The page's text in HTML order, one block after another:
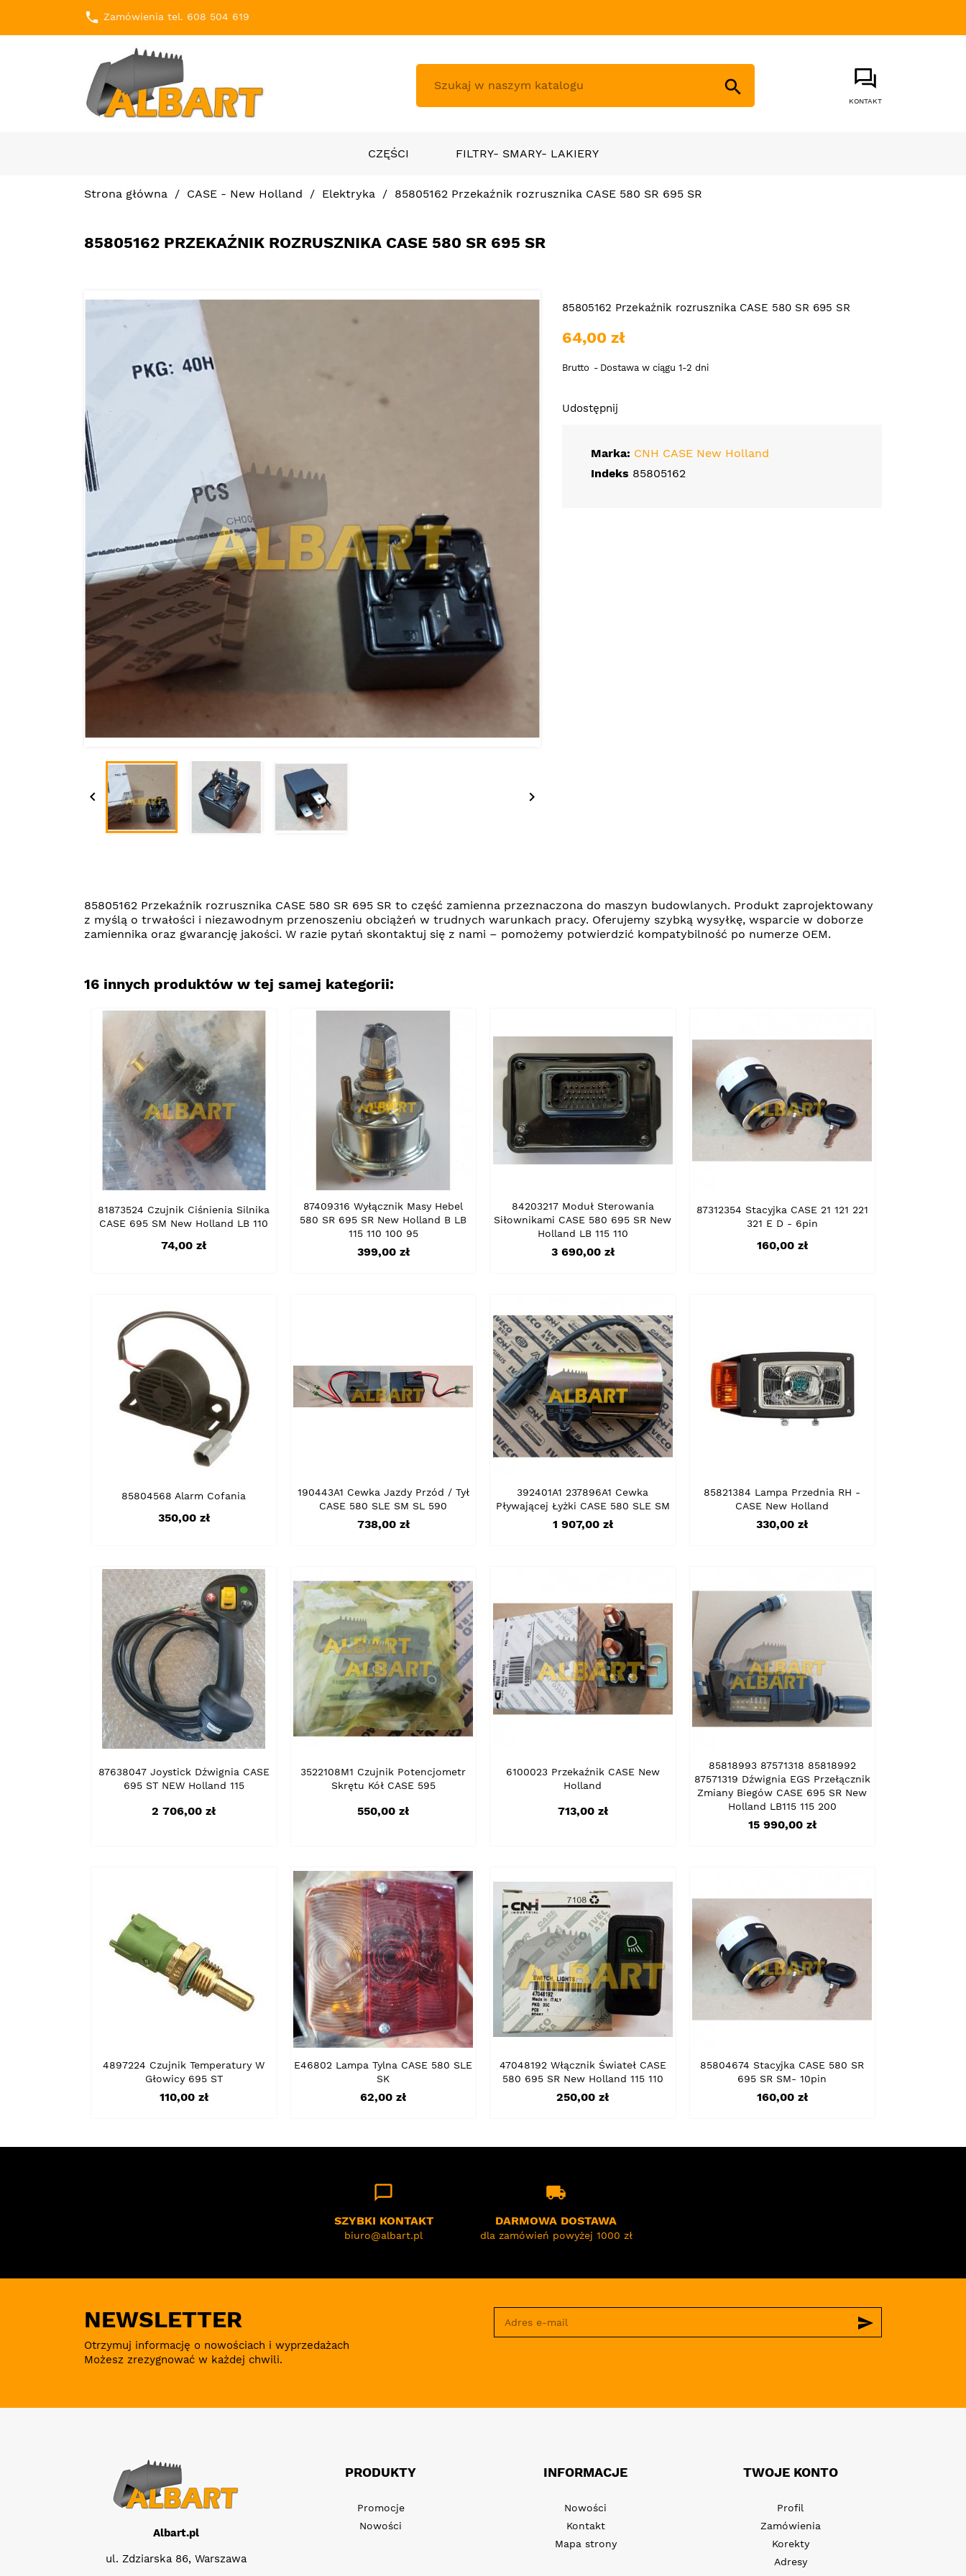
local_phone Zamówienia tel. 608 504 619

KONTAKT
CZĘŚCI FILTRY- SMARY- LAKIERY
Strona główna CASE - New Holland Elektryka 85805162 Przekaźnik rozrusznika CASE 580 SR 695 SR
85805162 PRZEKAŹNIK ROZRUSZNIKA CASE 580 SR 695 SR
 
85805162 Przekaźnik rozrusznika CASE 580 SR 695 SR
64,00 zł
Brutto Dostawa w ciągu 1-2 dni
Udostępnij
Marka: CNH CASE New Holland
Indeks 85805162
85805162 Przekaźnik rozrusznika CASE 580 SR 695 SR to część zamienna przeznaczona do maszyn budowlanych. Produkt zaprojektowany
z myślą o trwałości i niezawodnym przenoszeniu obciążeń w trudnych warunkach pracy. Oferujemy szybką wysyłkę, wsparcie w doborze
zamiennika oraz gwarancję jakości. W razie pytań skontaktuj się z nami – pomożemy potwierdzić kompatybilność po numerze OEM.
16 innych produktów w tej samej kategorii:
81873524 Czujnik Ciśnienia Silnika
CASE 695 SM New Holland LB 110
Cena
74,00 zł
87409316 Wyłącznik Masy Hebel
580 SR 695 SR New Holland B LB
115 110 100 95
Cena
399,00 zł
84203217 Moduł Sterowania
Siłownikami CASE 580 695 SR New
Holland LB 115 110
Cena
3 690,00 zł
87312354 Stacyjka CASE 21 121 221
321 E D - 6pin
Cena
160,00 zł
85804568 Alarm Cofania
Cena
350,00 zł
190443A1 Cewka Jazdy Przód / Tył
CASE 580 SLE SM SL 590
Cena
738,00 zł
392401A1 237896A1 Cewka
Pływającej Łyżki CASE 580 SLE SM
Cena
1 907,00 zł
85821384 Lampa Przednia RH -
CASE New Holland
Cena
330,00 zł
87638047 Joystick Dźwignia CASE
695 ST NEW Holland 115
Cena
2 706,00 zł
3522108M1 Czujnik Potencjometr
Skrętu Kół CASE 595
Cena
550,00 zł
6100023 Przekaźnik CASE New
Holland
Cena
713,00 zł
85818993 87571318 85818992
87571319 Dźwignia EGS Przełącznik
Zmiany Biegów CASE 695 SR New
Holland LB115 115 200
Cena
15 990,00 zł
4897224 Czujnik Temperatury W
Głowicy 695 ST
Cena
110,00 zł
E46802 Lampa Tylna CASE 580 SLE
SK
Cena
62,00 zł
47048192 Włącznik Świateł CASE
580 695 SR New Holland 115 110
Cena
250,00 zł
85804674 Stacyjka CASE 580 SR
695 SR SM- 10pin
Cena
160,00 zł
chat_bubble_outline
SZYBKI KONTAKT
biuro@albart.pl
local_shipping
DARMOWA DOSTAWA
dla zamówień powyżej 1000 zł
NEWSLETTER
Otrzymuj informację o nowościach i wyprzedażach
Możesz zrezygnować w każdej chwili.
send
Albart.pl
ul. Zdziarska 86, Warszawa
PRODUKTY
Promocje
Nowości
INFORMACJE
Nowości
Kontakt
Mapa strony
TWOJE KONTO
Profil
Zamówienia
Korekty
Adresy